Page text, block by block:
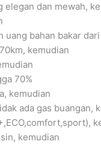
dan mewah,
bahan bakar
kemudian
70%
kemudian
ada gas buangan,
kemudian